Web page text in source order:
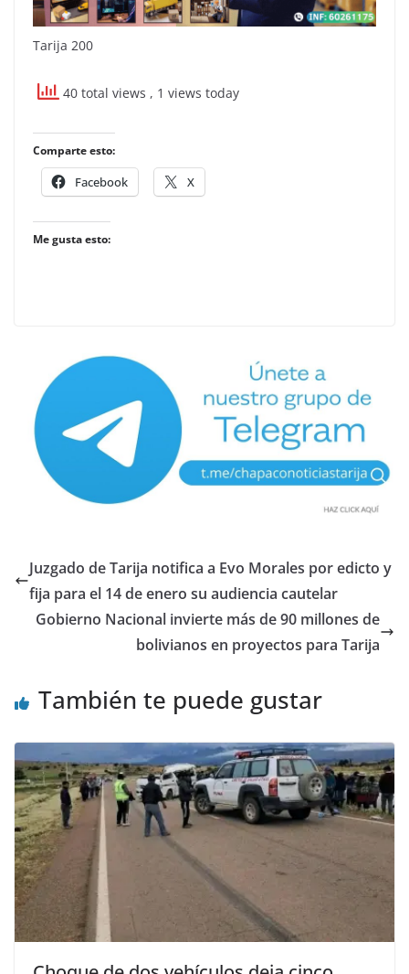
Tarija 200
40 total views , 1 views today
Comparte esto:
Facebook X
Me gusta esto:
Juzgado de Tarija notifica a Evo Morales por edicto y
fija para el 14 de enero su audiencia cautelar
Gobierno Nacional invierte más de 90 millones de
bolivianos en proyectos para Tarija
También te puede gustar